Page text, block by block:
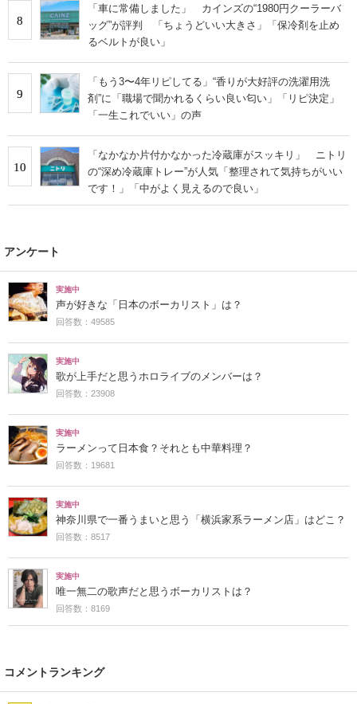
8
「車に常備しました」 カインズの“1980円クーラーバ
ッグ”が評判 「ちょうどいい大きさ」「保冷剤を止め
るベルトが良い」
9
「もう3〜4年リピしてる」“香りが大好評の洗濯用洗
剤”に「職場で聞かれるくらい良い匂い」「リピ決定」
「一生これでいい」の声
10
「なかなか片付かなかった冷蔵庫がスッキリ」 ニトリ
の“深め冷蔵庫トレー”が人気「整理されて気持ちがいい
です！」「中がよく見えるので良い」
アンケート
実施中
声が好きな「日本のボーカリスト」は？
回答数：49585
実施中
歌が上手だと思うホロライブのメンバーは？
回答数：23908
実施中
ラーメンって日本食？それとも中華料理？
回答数：19681
実施中
神奈川県で一番うまいと思う「横浜家系ラーメン店」はどこ？
回答数：8517
実施中
唯一無二の歌声だと思うボーカリストは？
回答数：8169
コメントランキング